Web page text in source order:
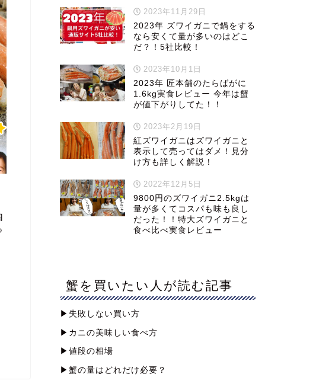
2023年11月29日
2023年 ズワイガニで鍋をする
なら安くて量が多いのはどこ
だ？！5社比較！
2023年10月1日
2023年 匠本舗のたらばがに
1.6kg実食レビュー 今年は蟹
が値下がりしてた！！
2023年2月19日
紅ズワイガニはズワイガニと
表示して売ってはダメ！見分
け方も詳しく解説！
2022年12月5日
9800円のズワイガニ2.5kgは
量が多くてコスパも味も良し
だった！！特大ズワイガニと
食べ比べ実食レビュー
蟹を買いたい人が読む記事
▶︎失敗しない買い方
▶︎カニの美味しい食べ方
▶︎値段の相場
▶︎蟹の量はどれだけ必要？